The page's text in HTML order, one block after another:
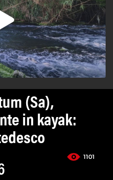
(Sa),
in kayak:
1101